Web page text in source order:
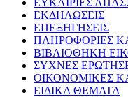
ΕΚΔΗΛΩΣΕΙΣ
ΕΠΕΞΗΓΗΣΕΙΣ
ΠΛΗΡΟΦΟΡΙΕΣ
ΒΙΒΛΙΟΘΗΚΗ
ΣΥΧΝΕΣ
ΟΙΚΟΝΟΜΙΚΕΣ
ΕΙΔΙΚΑ ΘΕΜΑΤΑ